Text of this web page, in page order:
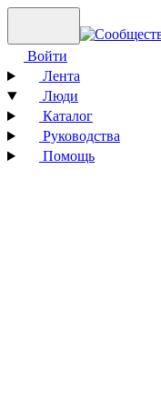
Войти
Лента
Люди
Каталог
Руководства
Помощь